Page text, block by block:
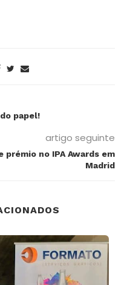
papel!
artigo seguinte
prémio no IPA Awards em
Madrid